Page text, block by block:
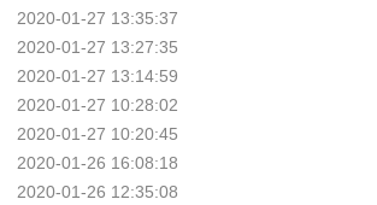
2020-01-27 13:35:37
2020-01-27 13:27:35
2020-01-27 13:14:59
2020-01-27 10:28:02
2020-01-27 10:20:45
2020-01-26 16:08:18
2020-01-26 12:35:08